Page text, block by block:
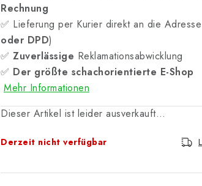
Rechnung
✅ Lieferung per Kurier direkt an die
oder DPD)
✅ Zuverlässige Reklamationsabwicklung
✅ Der größte schachorientierte E-Shop
Mehr Informationen
Dieser Artikel ist leider ausverkauft…
Derzeit nicht verfügbar